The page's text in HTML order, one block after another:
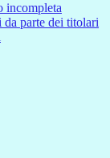
incompleta
parte dei titolari